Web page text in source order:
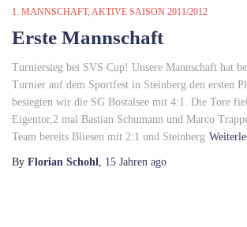
1. MANNSCHAFT AKTIVE SAISON 2011/2012
Erste Mannschaft
Turniersieg bei SVS Cup! Unsere Mannschaft hat
Turnier auf dem Sportfest in Steinberg den ersten
besiegten wir die SG Bostalsee mit 4:1. Die Tore
Eigentor,2 mal Bastian Schumann und Marco
Team bereits Bliesen mit 2:1 und Steinberg
By Florian Schohl, 15 Jahren ago